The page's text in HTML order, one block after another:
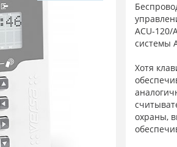
ACU-
системы
Хотя
охраны,